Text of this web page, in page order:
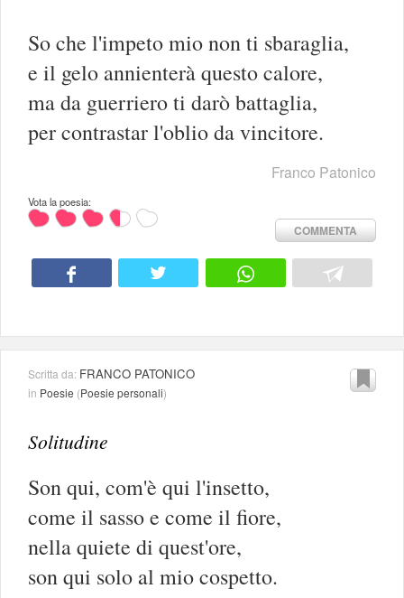
So che l'impeto mio non ti sbaraglia,
e il gelo annienterà questo calore,
ma da guerriero ti darò battaglia,
per contrastar l'oblio da vincitore.
Franco Patonico
Vota la poesia:
COMMENTA
Scritta da: FRANCO PATONICO
in Poesie (Poesie personali)
Solitudine
Son qui, com'è qui l'insetto,
come il sasso e come il fiore,
nella quiete di quest'ore,
son qui solo al mio cospetto.